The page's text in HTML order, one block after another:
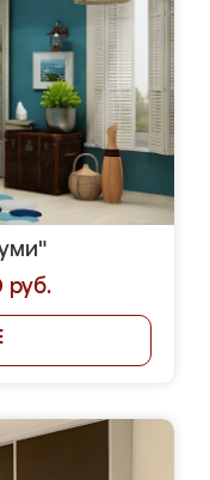
руб.